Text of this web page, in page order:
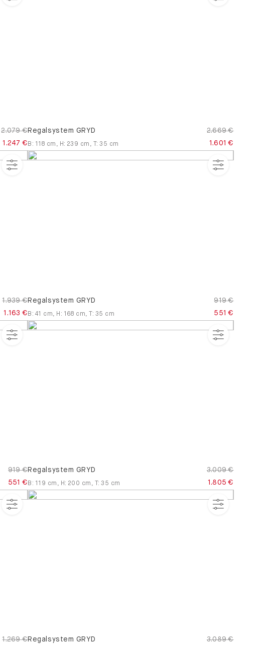
2.079 €
1.247 €
Regalsystem GRYD
2.669 €
1.601 €
B : 118 cm , H : 239 cm , T:35 cm
1.939 €
1.163 €
Regalsystem GRYD
919 €
551 €
B : 41 cm H : 168 cm ,T: 35 cm
919 €
551 €
Regalsystem GRYD
3.009 €
1.805 €
B : 119 cm , H : 200 cm , T:35 cm
1.269 €Regalsystem GRYD 3.089 €